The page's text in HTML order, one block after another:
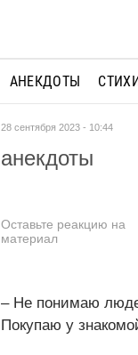
АНЕКДОТЫ
28 сентября 2023 - 10:44
анекдоты
Оставьте реакцию на
материал
– Не понимаю
Покупаю у